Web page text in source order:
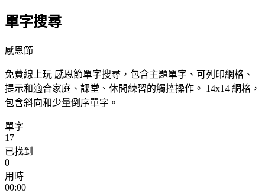
單字搜尋
感恩節
免費線上玩 感恩節單字搜尋，包含主題單字、可列印網格、
提示和適合家庭、課堂、休閒練習的觸控操作。 14x14 網格，
包含斜向和少量倒序單字。
單字
17
已找到
0
用時
00:00